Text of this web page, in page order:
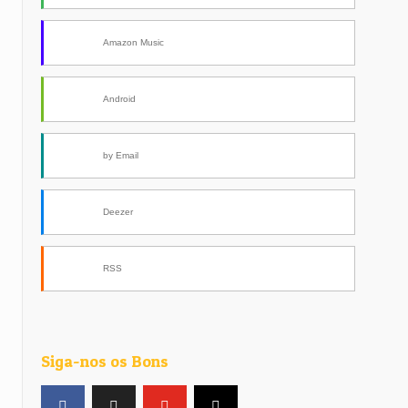
Amazon Music
Android
by Email
Deezer
RSS
Siga-nos os Bons